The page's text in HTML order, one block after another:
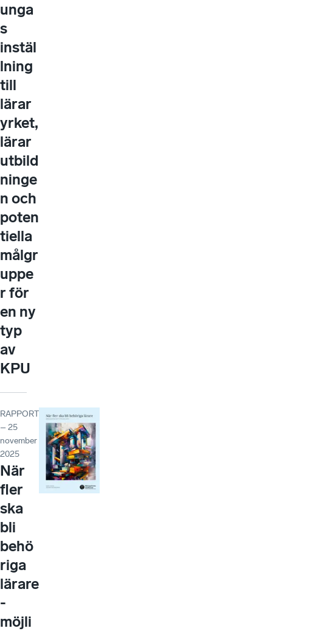
unga
s
instäl
lning
till
lärar
yrket,
lärar
utbild
ninge
n och
poten
tiella
målgr
uppe
r för
en ny
typ
av
KPU
RAPPORT
– 25
november
2025
När
fler
ska
bli
behö
riga
lärare
-
möjli